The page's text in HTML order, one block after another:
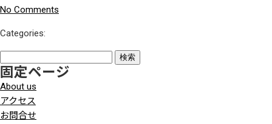
No Comments
Categories:
索:
固定ページ
About us
アクセス
お問合せ